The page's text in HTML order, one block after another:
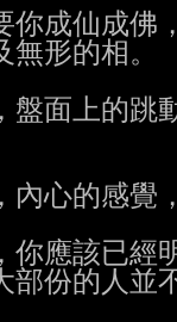
你成仙成佛
形的相。
盤面上的跳
內心的感覺
你應該已經
部份的人並